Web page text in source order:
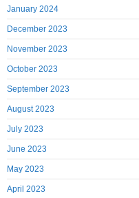
January 2024
December 2023
November 2023
October 2023
September 2023
August 2023
July 2023
June 2023
May 2023
April 2023